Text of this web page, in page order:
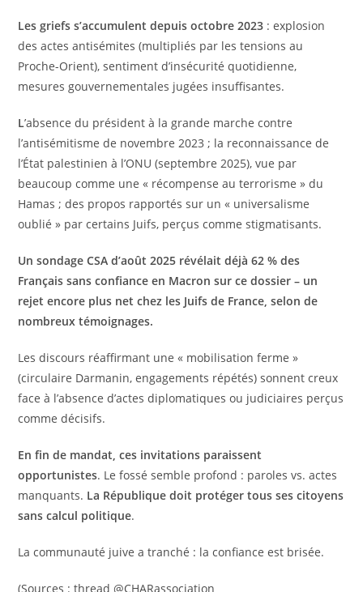
Les griefs s’accumulent depuis octobre 2023 : explosion
des actes antisémites (multipliés par les tensions au
Proche-Orient), sentiment d’insécurité quotidienne,
mesures gouvernementales jugées insuffisantes.
L’absence du président à la grande marche contre
l’antisémitisme de novembre 2023 ; la reconnaissance de
l’État palestinien à l’ONU (septembre 2025), vue par
beaucoup comme une « récompense au terrorisme » du
Hamas ; des propos rapportés sur un « universalisme
oublié » par certains Juifs, perçus comme stigmatisants.
Un sondage CSA d’août 2025 révélait déjà 62 % des
Français sans confiance en Macron sur ce dossier – un
rejet encore plus net chez les Juifs de France, selon de
nombreux témoignages.
Les discours réaffirmant une « mobilisation ferme »
(circulaire Darmanin, engagements répétés) sonnent creux
face à l’absence d’actes diplomatiques ou judiciaires perçus
comme décisifs.
En fin de mandat, ces invitations paraissent
opportunistes. Le fossé semble profond : paroles vs. actes
manquants. La République doit protéger tous ses citoyens
sans calcul politique.
La communauté juive a tranché : la confiance est brisée.
(Sources : thread @CHARassociation